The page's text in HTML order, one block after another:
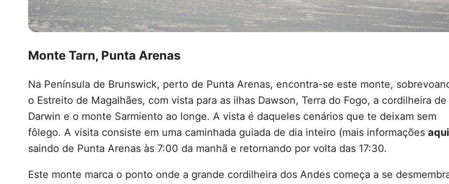
Monte Tarn, Punta Arenas
Na Península de Brunswick, perto de Punta Arenas, encontra-se este monte,
o Estreito de Magalhães, com vista para as ilhas Dawson, Terra do Fogo, a cordilheira de
Darwin e o monte Sarmiento ao longe. A vista é daqueles cenários que te deixam sem
fôlego. A visita consiste em uma caminhada guiada de dia inteiro (mais informações aqui
saindo de Punta Arenas às 7:00 da manhã e retornando por volta das 17:30.
Este monte marca o ponto onde a grande cordilheira dos Andes começa a se